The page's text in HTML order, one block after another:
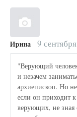
Ирина 9
"Верующий
и незачем
архиепископ. Но
если он приходит
верующих, не зная